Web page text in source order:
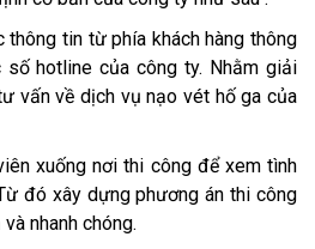
thông tin từ phía khách hàng thông
số hotline của công ty. Nhằm giải
vấn về dịch vụ nạo vét hố ga của
xuống nơi thi công để xem tình
đó xây dựng phương án thi công
nhanh chóng.